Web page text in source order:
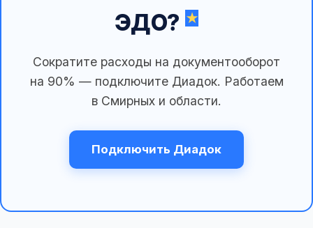
ЭДО?
Сократите расходы на документооборот
на 90% — подключите Диадок. Работаем
в Смирных и области.
Подключить Диадок